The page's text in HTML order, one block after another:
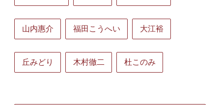
山内惠介 福田こうへい 大江裕
丘みどり 木村徹二 杜このみ